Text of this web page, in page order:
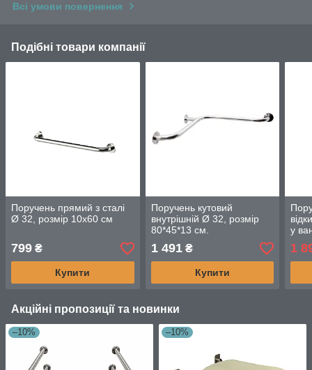
Всі умови повернення
Подібні товари компанії
Поручень прямий з сталі
Ø 32, розмір 10х60 см
799 ₴
Купити
Поручень кутовий
внутрішній Ø 32, розмір
80*45*13 см.
1 491₴
Купити
у
1
Акційні пропозиції та новинки
–10% –10%